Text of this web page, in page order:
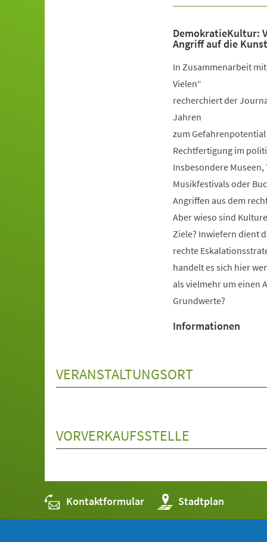
DemokratieKultur:
Angriff auf die
In Zusammenarbeit
Vielen“
recherchiert der
Jahren
zum
Rechtfertigung im
Insbesondere
Musikfestivals oder
Angriffen aus dem
Aber wieso sind
Ziele? Inwiefern dient
rechte
handelt es sich hier
als vielmehr um einen
Grundwerte?
Informationen
VERANSTALTUNGSORT
VORVERKAUFSSTELLE
Kontaktformular Stadtplan
(Öffnet
in
einem